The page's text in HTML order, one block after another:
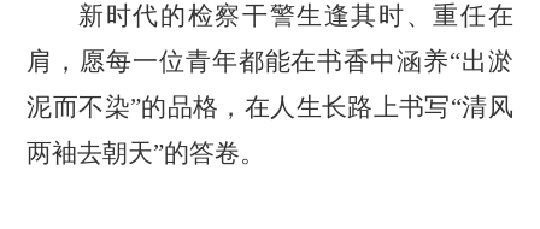
新时代的检察干警生逢其时、重任在
肩 ， 愿每一位青年都能在书香中涵养“出淤
泥而不染”的品格，在人生长路上书写“清风
两袖去朝天”的答卷。